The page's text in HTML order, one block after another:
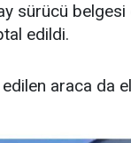
sürücü
edildi.
araca da